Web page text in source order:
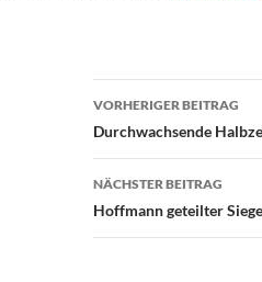
VORHERIGER BEITRAG
Durchwachsende
NÄCHSTER BEITRAG
Hoffmann geteilter